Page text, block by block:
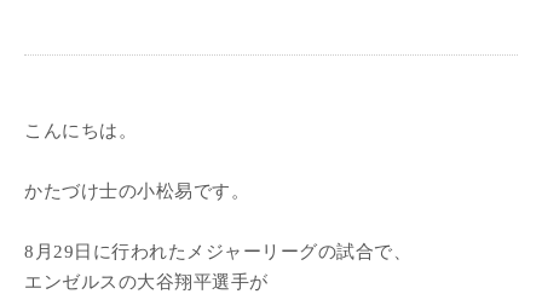
こんにちは。
かたづけ士の小松易です。
8月29日に行われたメジャーリーグの試合で、
エンゼルスの大谷翔平選手が